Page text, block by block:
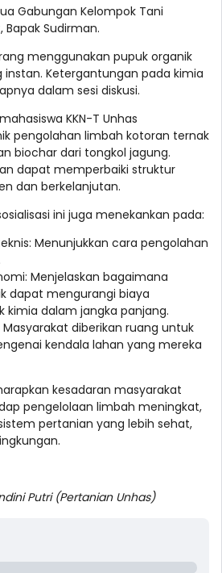
Gabungan Kelompok Tani
Sudirman.
menggunakan pupuk organik
instan. Ketergantungan pada kimia
dalam sesi diskusi.
KKN-T Unhas
pengolahan limbah kotoran ternak
biochar dari tongkol jagung.
dapat memperbaiki struktur
dan berkelanjutan.
ini juga menekankan pada:
Menunjukkan cara pengolahan
Menjelaskan bagaimana
dapat mengurangi biaya
kimia dalam jangka panjang.
Masyarakat diberikan ruang untuk
kendala lahan yang mereka
kesadaran masyarakat
pengelolaan limbah meningkat,
pertanian yang lebih sehat,
Putri (Pertanian Unhas)